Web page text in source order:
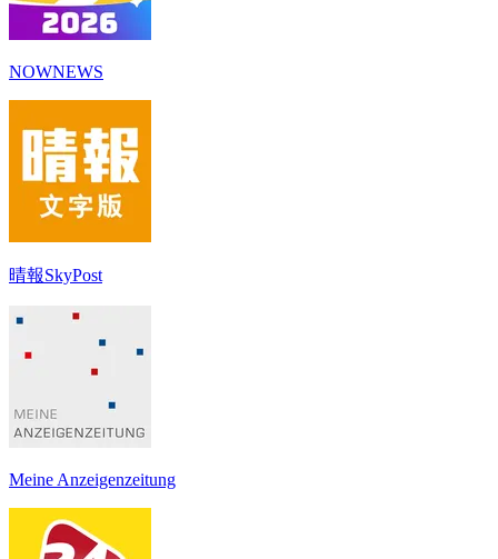
NOWNEWS
晴報SkyPost
Meine Anzeigenzeitung